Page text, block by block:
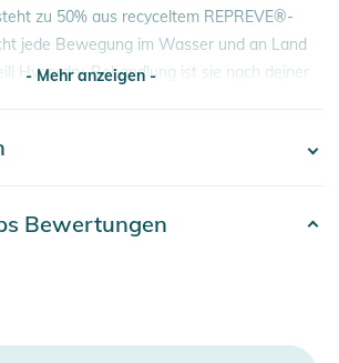
zu 50% aus recyceltem REPREVE®-
jede Bewegung im Wasser und an Land
Hyperdry-Behandlung ist sie nach deiner
- Mehr anzeigen -
Bewertungen